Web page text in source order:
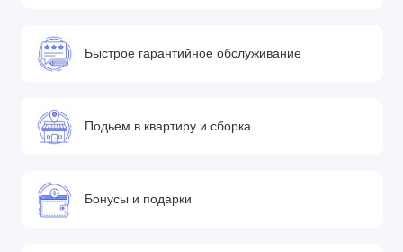
Быстрое гарантийное обслуживание
Подьем в квартиру и сборка
Бонусы и подарки